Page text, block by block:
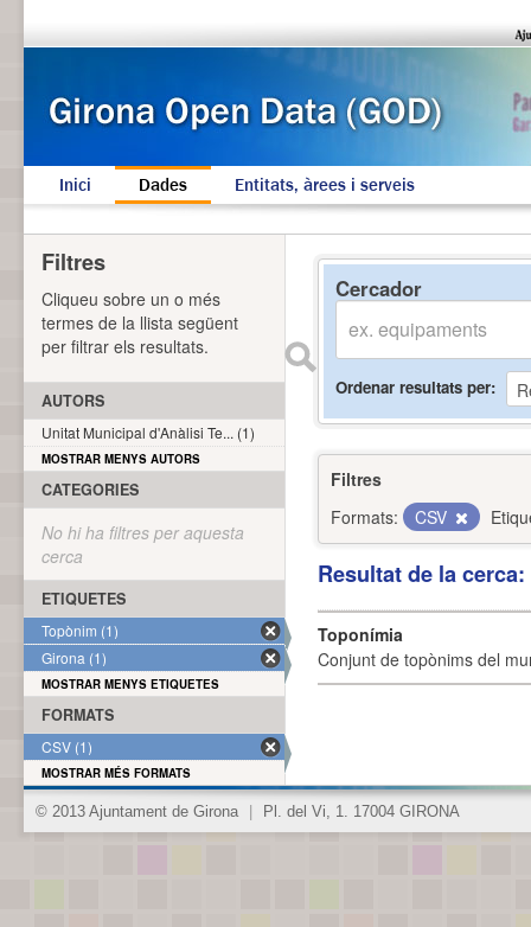
Inici Dades Entitats, àrees i serveis
Cercador
Ordenar resultats per
Filtres
Formats:
CSV
Resultat de la
Toponímia
Conjunt de topònims del
Filtres
Cliqueu sobre un o més
termes de la llista següent
per filtrar els resultats.
AUTORS
Unitat Municipal d'Anàlisi Te... (1)
MOSTRAR MENYS AUTORS
CATEGORIES
No hi ha filtres per aquesta
cerca
ETIQUETES
Topònim (1)
Girona (1)
MOSTRAR MENYS ETIQUETES
FORMATS
CSV (1)
MOSTRAR MÉS FORMATS
© 2013 Ajuntament de Girona Pl. del Vi, 1. 17004 GIRONA